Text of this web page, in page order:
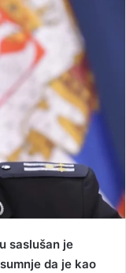
saslušan je
da je kao